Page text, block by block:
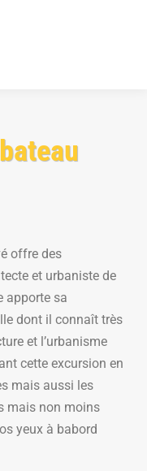
offre des
et urbaniste de
apporte sa
dont il connaît très
et l’urbanisme
cette excursion en
mais aussi les
mais non moins
yeux à babord